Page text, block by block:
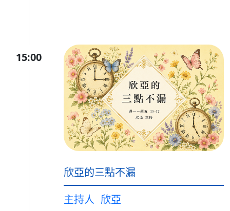
15:00
欣亞的三點不漏
主持人 欣亞